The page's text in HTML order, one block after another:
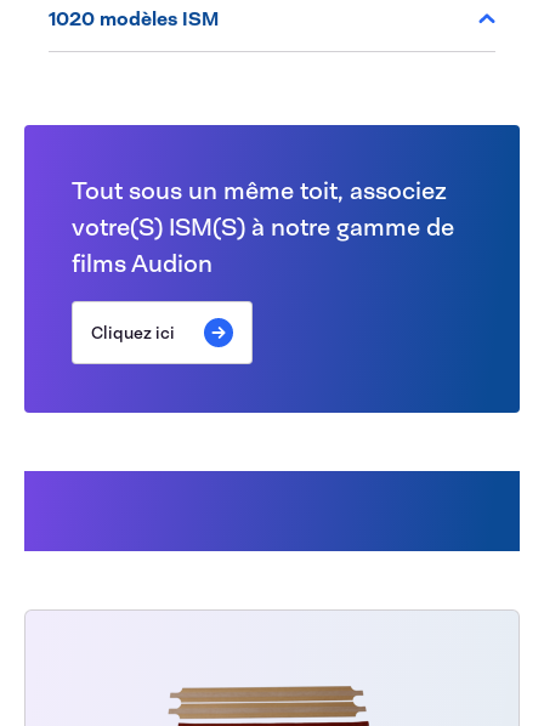
1020 modèles ISM
Tout sous un même toit, associez
votre(S) ISM(S) à notre gamme de
films Audion
Cliquez ici